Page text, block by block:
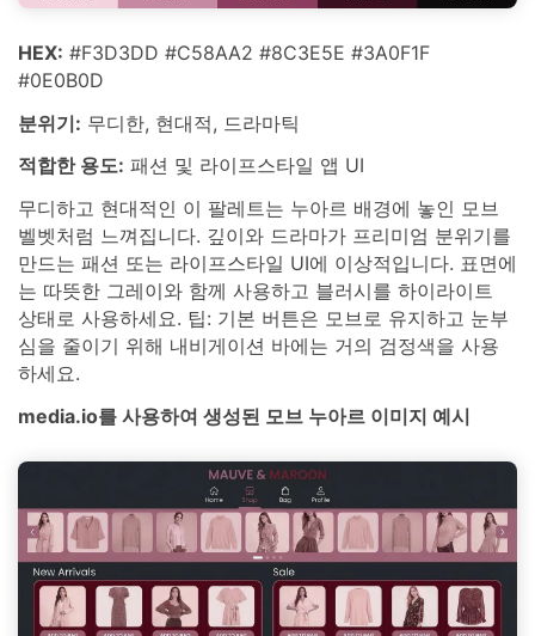
HEX: #F3D3DD #C58AA2 #8C3E5E #3A0F1F
#0E0B0D
분위기: 무디한, 현대적, 드라마틱
적합한 용도: 패션 및 라이프스타일 앱 UI
무디하고 현대적인 이 팔레트는 누아르 배경에 놓인 모브
벨벳처럼 느껴집니다. 깊이와 드라마가 프리미엄 분위기를
만드는 패션 또는 라이프스타일 UI에 이상적입니다. 표면에
는 따뜻한 그레이와 함께 사용하고 블러시를 하이라이트
상태로 사용하세요. 팁: 기본 버튼은 모브로 유지하고 눈부
심을 줄이기 위해 내비게이션 바에는 거의 검정색을 사용
하세요.
media.io를 사용하여 생성된 모브 누아르 이미지 예시